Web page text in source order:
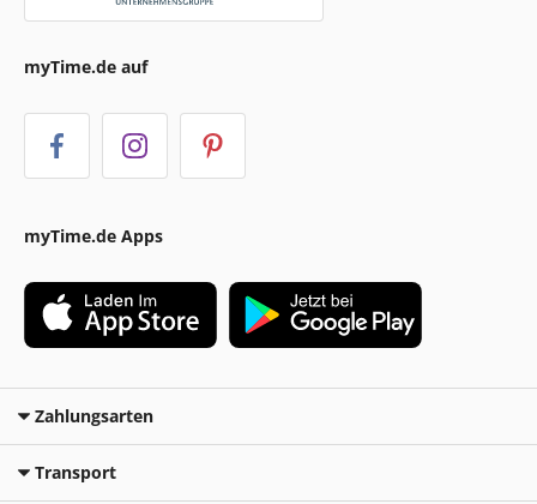
myTime.de auf
myTime.de Apps
Zahlungsarten
Transport